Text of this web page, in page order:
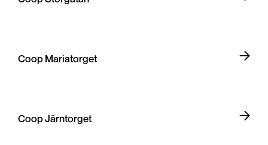
Coop Mariatorget
Coop Järntorget